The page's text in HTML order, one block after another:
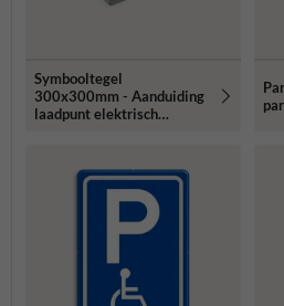
Symbooltegel
300x300mm - Aanduiding
laadpunt elektrisch